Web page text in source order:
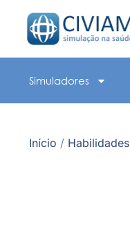
Simuladores
Início / Habilidades